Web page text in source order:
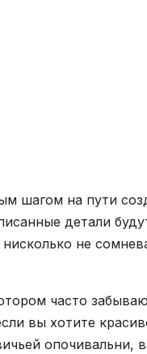
шагом на пути
детали
не
часто
вы хотите
опочивальни,